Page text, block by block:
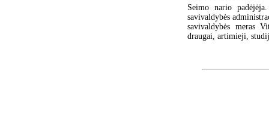
Seimo nario
savivaldybės
savivaldybės meras
draugai, artimieji,